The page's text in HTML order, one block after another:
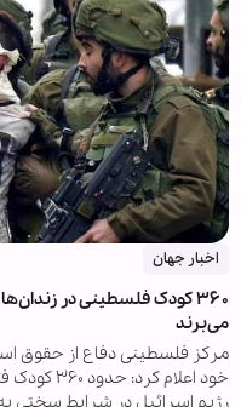
اخبار جهان
۳۶۰ کودک فلسطینی در
می‌برند
مرکز فلسطینی دفاع از حقوق
خود
رژیم اسرائیل در شرایط سختی